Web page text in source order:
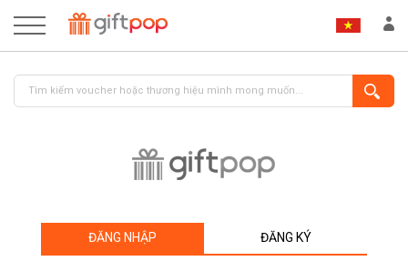
ĐĂNG NHẬP ĐĂNG KÝ